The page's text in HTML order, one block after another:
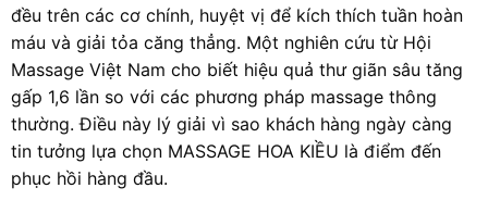
đều trên các cơ chính, huyệt vị để kích thích tuần hoàn
máu và giải tỏa căng thẳng. Một nghiên cứu từ Hội
Massage Việt Nam cho biết hiệu quả thư giãn sâu tăng
gấp 1,6 lần so với các phương pháp massage thông
thường. Điều này lý giải vì sao khách hàng ngày càng
tin tưởng lựa chọn MASSAGE HOA KIỀU là điểm đến
phục hồi hàng đầu.